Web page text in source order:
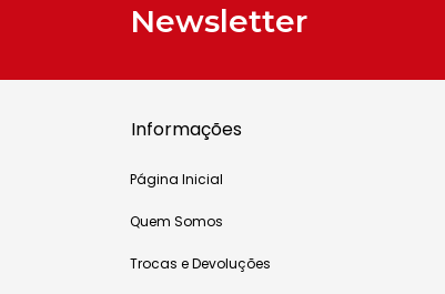
Newsletter
Informações
Página Inicial
Quem Somos
Trocas e Devoluções